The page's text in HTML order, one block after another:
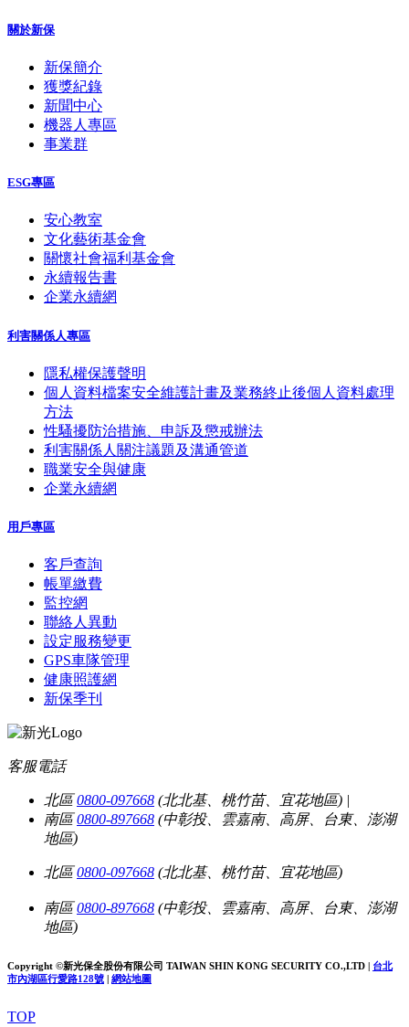
關於新保
新保簡介
獲獎紀錄
新聞中心
機器人專區
事業群
ESG專區
安心教室
文化藝術基金會
關懷社會福利基金會
永續報告書
企業永續網
利害關係人專區
隱私權保護聲明
個人資料檔案安全維護計畫及業務終止後個人資料處理
方法
性騷擾防治措施、申訴及懲戒辦法
利害關係人關注議題及溝通管道
職業安全與健康
企業永續網
用戶專區
客戶查詢
帳單繳費
監控網
聯絡人異動
設定服務變更
GPS車隊管理
健康照護網
新保季刊
客服電話
北區0800-097668 (北北基、桃竹苗、宜花地區) |
南區0800-897668 (中彰投、雲嘉南、高屏、台東、澎湖
地區)
北區0800-097668 (北北基、桃竹苗、宜花地區)
南區0800-897668 (中彰投、雲嘉南、高屏、台東、澎湖
地區)
Copyright ©新光保全股份有限公司 TAIWAN SHIN KONG SECURITY CO.,LTD | 台北
市內湖區行愛路128號 | 網站地圖
TOP